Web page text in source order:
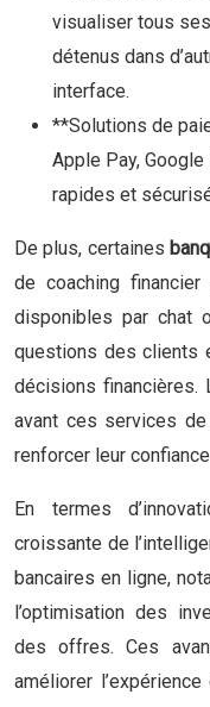
visualiser tous
détenus dans
interface.
**Solutions de
Apple Pay,
rapides et
De plus, certaines
de coaching
disponibles par chat
questions des clients
décisions financières.
avant ces services
renforcer leur
En termes
croissante de
bancaires en ligne,
l’optimisation des
des offres. Ces
améliorer